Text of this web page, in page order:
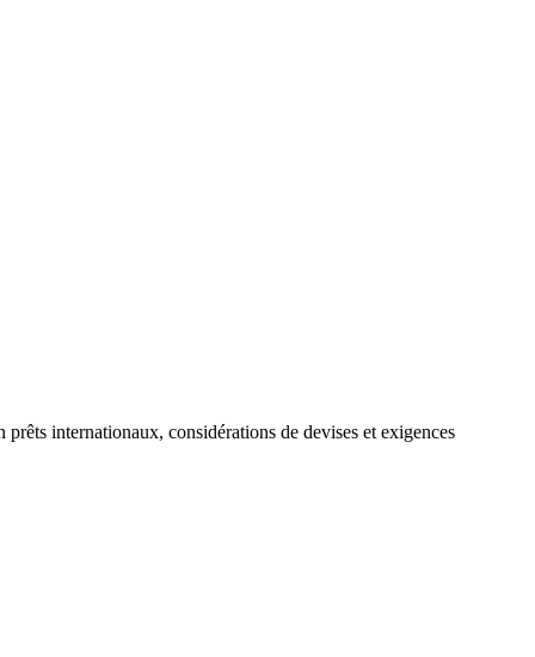
internationaux, considérations de devises et exigences